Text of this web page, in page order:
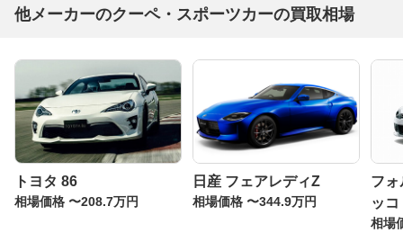
他メーカーのクーペ・スポーツカーの買取相場
トヨタ 86
相場価格 〜208.7万円
日産 フェアレディZ
相場価格 〜344.9万円
フォ
ッコ
相場